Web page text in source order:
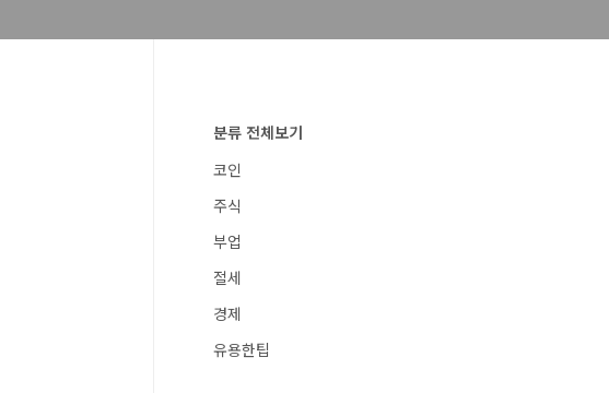
분류 전체보기
코인
주식
부업
절세
경제
유용한팁